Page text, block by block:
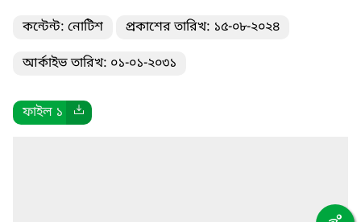
কন্টেন্ট: নোটিশ প্রকাশের তারিখ: ১৫-০৮-২০২৪
আর্কাইভ তারিখ: ০১-০১-২০৩১
ফাইল ১